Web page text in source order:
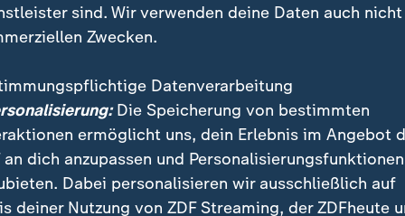
sind. Wir verwenden deine Daten auch nicht
Zwecken.
Datenverarbeitung
Die Speicherung von bestimmten
ermöglicht uns, dein Erlebnis im Angebot
an dich anzupassen und Personalisierungsfunktionen
Dabei personalisieren wir ausschließlich auf
deiner Nutzung von ZDF Streaming, der ZDFheute